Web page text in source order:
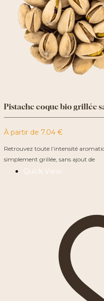
Pistache coque bio grillée
À partir de 7.04 €
Retrouvez toute l’intensité
simplement grillée, sans ajout de
Quick View